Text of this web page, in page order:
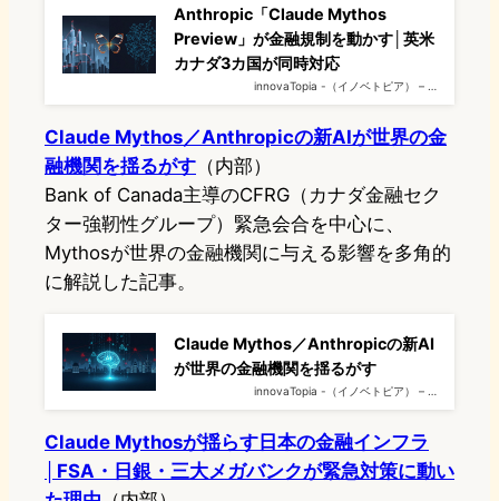
Anthropic「Claude Mythos
Preview」が金融規制を動かす│英米
カナダ3カ国が同時対応
innovaTopia -（イノベトピア） – …
Claude Mythos／Anthropicの新AIが世界の金
融機関を揺るがす （内部）
Bank of Canada主導のCFRG（カナダ金融セク
ター強靭性グループ）緊急会合を中心に、
Mythosが世界の金融機関に与える影響を多角的
に解説した記事。
Claude Mythos／Anthropicの新AI
が世界の金融機関を揺るがす
innovaTopia -（イノベトピア） – …
Claude Mythosが揺らす日本の金融インフラ
│FSA・日銀・三大メガバンクが緊急対策に動い